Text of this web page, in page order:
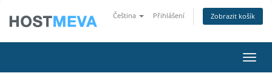
Čeština Přihlášení Zobrazit košík